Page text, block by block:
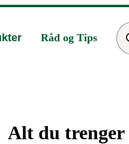
Råd og Tips
Alt du trenger